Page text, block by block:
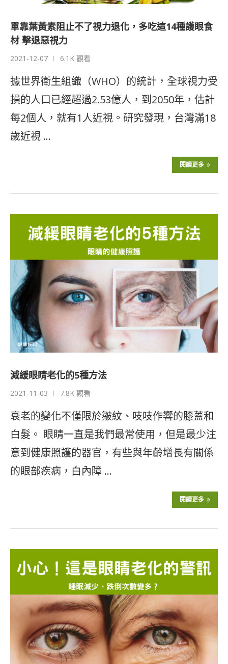
單靠葉黃素阻止不了視力退化，多吃這14種護眼食
材 擊退惡視力
2021-12-07 6.1K 觀看
據世界衛生組織（WHO）的統計，全球視力受
損的人口已經超過2.53億人，到2050年，估計
每2個人，就有1人近視。研究發現，台灣滿18
歲近視 …
閱讀更多
減緩眼睛老化的5種方法
2021-11-03 7.8K 觀看
衰老的變化不僅限於皺紋、吱吱作響的膝蓋和
白髮。 眼睛一直是我們最常使用，但是最少注
意到健康照護的器官，有些與年齡增長有關係
的眼部疾病，白內障 …
閱讀更多